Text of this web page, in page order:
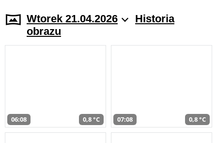
Wtorek 21.04.2026
Historia
obrazu
06:08 0,8 °C 07:08 0,8 °C